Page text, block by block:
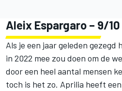
Aleix Espargaro – 9/10
Als je een jaar geleden gezegd
in 2022 mee zou doen om de
door een heel aantal mensen
toch is het zo. Aprilia heeft